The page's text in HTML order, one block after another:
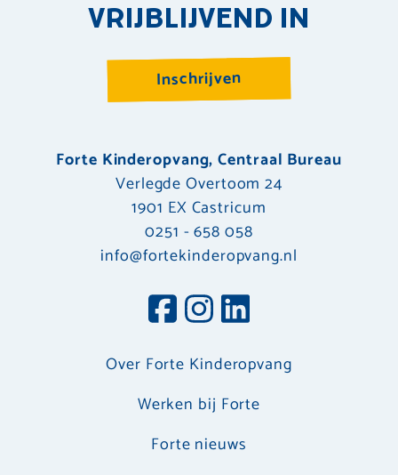
VRIJBLIJVEND IN
Inschrijven
Forte Kinderopvang, Centraal Bureau
Verlegde Overtoom 24
1901 EX Castricum
0251 - 658 058
info@fortekinderopvang.nl
Over Forte Kinderopvang
Werken bij Forte
Forte nieuws